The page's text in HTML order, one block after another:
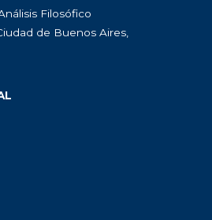
Filosófico
de Buenos Aires,